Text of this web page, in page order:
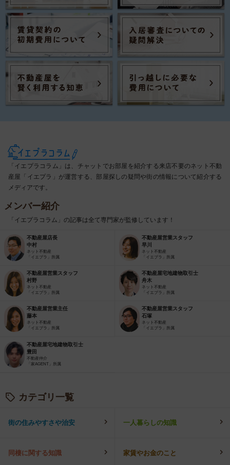
「イエプラコラム」は、チャットでお部屋を紹介する来店不要のネット不動
産屋「イエプラ」が運営する、部屋探しの疑問や街の情報について紹介する
メディアです。
メンバー紹介
「イエプラコラム」の記事は全て専門家が監修しています！
不動産屋店長
中村
ネット不動産
「イエプラ」所属
不動産屋営業スタッフ
早川
ネット不動産
「イエプラ」所属
不動産屋営業スタッフ
村野
ネット不動産
「イエプラ」所属
不動産屋宅地建物取引士
舟木
ネット不動産
「イエプラ」所属
不動産屋営業主任
藤本
ネット不動産
「イエプラ」所属
不動産屋営業スタッフ
石塚
ネット不動産
「イエプラ」所属
不動産屋宅地建物取引士
豊田
不動産仲介
「家AGENT」所属
カテゴリ一覧
街の住みやすさや治安 一人暮らしの知識
同棲に関する知識 家賃やお金のこと